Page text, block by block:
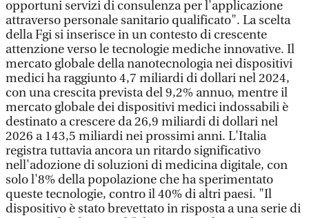
opportuni servizi di consulenza per l'applicazione
attraverso personale sanitario qualificato". La scelta
della Fgi si inserisce in un contesto di crescente
attenzione verso le tecnologie mediche innovative. Il
mercato globale della nanotecnologia nei dispositivi
medici ha raggiunto 4,7 miliardi di dollari nel 2024,
con una crescita prevista del 9,2% annuo, mentre il
mercato globale dei dispositivi medici indossabili è
destinato a crescere da 26,9 miliardi di dollari nel
2026 a 143,5 miliardi nei prossimi anni. L'Italia
registra tuttavia ancora un ritardo significativo
nell'adozione di soluzioni di medicina digitale, con
solo l'8% della popolazione che ha sperimentato
queste tecnologie, contro il 40% di altri paesi. "Il
dispositivo è stato brevettato in risposta a una serie di